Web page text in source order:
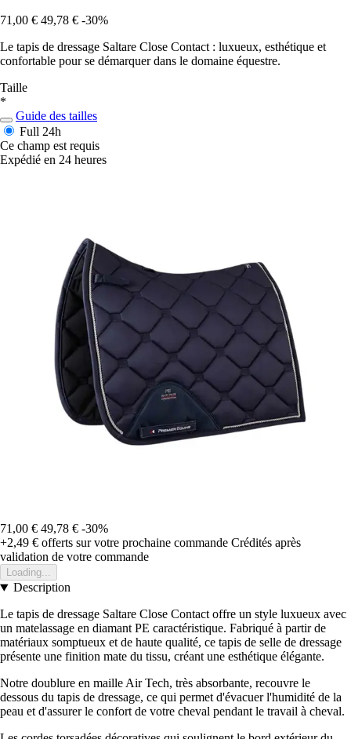
71,00 € 49,78 € -30%
Le tapis de dressage Saltare Close Contact : luxueux, esthétique et
confortable pour se démarquer dans le domaine équestre.
Taille
*
Guide des tailles
Full 24h
Ce champ est requis
Expédié en 24 heures
71,00 € 49,78 € -30%
+2,49 € offerts sur votre prochaine commande Crédités après
validation de votre commande
Loading...
Description
Le tapis de dressage Saltare Close Contact offre un style luxueux avec
un matelassage en diamant PE caractéristique. Fabriqué à partir de
matériaux somptueux et de haute qualité, ce tapis de selle de dressage
présente une finition mate du tissu, créant une esthétique élégante.
Notre doublure en maille Air Tech, très absorbante, recouvre le
dessous du tapis de dressage, ce qui permet d'évacuer l'humidité de la
peau et d'assurer le confort de votre cheval pendant le travail à cheval.